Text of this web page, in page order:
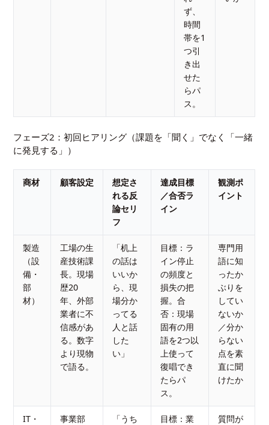
ず、
時間
帯を1
つ引
き出
せた
らパ
ス。
フェーズ2：初回ヒアリング（課題を「聞く」でなく「一緒
に発見する」）
商材 顧客設定
想定さ
れる反
論セリ
フ
達成目標
／合否ラ
イン
観測ポ
イント
製造
（設
備・
部
材）
工場の生
産技術課
長。現場
歴20
年、外部
業者に不
信感があ
る。数字
より現物
で語る。
「机上
の話は
いいか
ら、現
場分か
ってる
人と話
した
い」
目標：ラ
イン停止
の頻度と
損失の把
握。合
否：現場
固有の用
語を2つ以
上使って
復唱でき
たらパ
ス。
専門用
語に知
ったか
ぶりを
してい
ないか
／分か
らない
点を素
直に聞
けたか
IT・
事業部
「うち
目標：業
質問が